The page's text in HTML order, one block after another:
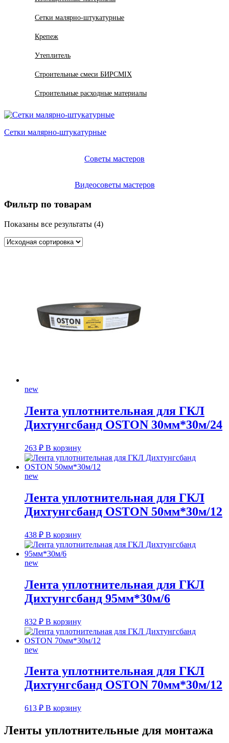
Сетки малярно-штукатурные
Крепеж
Утеплитель
Строительные смеси БИРСMIX
Строительные расходные материалы
Сетки малярно-штукатурные
Советы мастеров
Видеосоветы мастеров
Фильтр по товарам
Показаны все результаты (4)
new
Лента уплотнительная для ГКЛ
Дихтунгсбанд OSTON 30мм*30м/24
263 ₽ В корзину
new
Лента уплотнительная для ГКЛ
Дихтунгсбанд OSTON 50мм*30м/12
438 ₽ В корзину
new
Лента уплотнительная для ГКЛ
Дихтунгсбанд 95мм*30м/6
832 ₽ В корзину
new
Лента уплотнительная для ГКЛ
Дихтунгсбанд OSTON 70мм*30м/12
613 ₽ В корзину
Ленты уплотнительные для монтажа